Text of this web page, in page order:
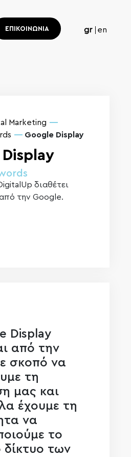
gr en
ΕΠΙΚΟΙΝΩΝΙΑ
Marketing
Google Display
διαθέτει
την Google.
Display
από την
σκοπό να
τη
μας και
έχουμε τη
να
το
δίκτυο των